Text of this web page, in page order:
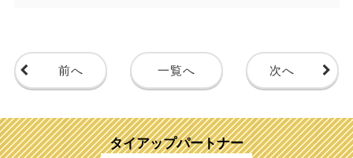
前へ 一覧へ 次へ
タイアップパートナー